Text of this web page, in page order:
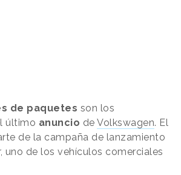
de paquetes son los
último anuncio de Volkswagen. El
de la campaña de lanzamiento
uno de los vehículos comerciales